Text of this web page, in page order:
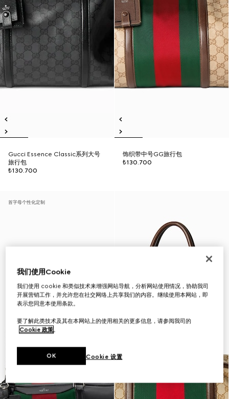
Gucci Essence Classic系列大号
旅行包
₺130.700
饰织带中号GG旅行包
₺130.700
首字母个性化定制
我们使用Cookie
我们使用 cookie 和类似技术来增强网站导航，分析网站使用情况，协助我司
开展营销工作，并允许您在社交网络上共享我们的内容。继续使用本网站，即
表示您同意本使用条款。
要了解此类技术及其在本网站上的使用相关的更多信息，请参阅我司的
Cookie 政策。
Cookie 设置
OK